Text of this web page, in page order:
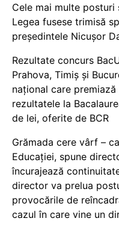
Cele mai multe
Legea fusese trimisă
președintele Nicușor
Rezultate concurs
Prahova, Timiș și
național care
rezultatele la
de lei, oferite de BCR
Grămada cere vârf –
Educației, spune
încurajează
director va prelua
provocările de
cazul în care vine un